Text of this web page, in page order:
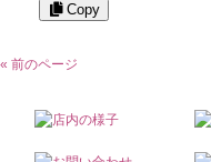
Copy
« 前のページ